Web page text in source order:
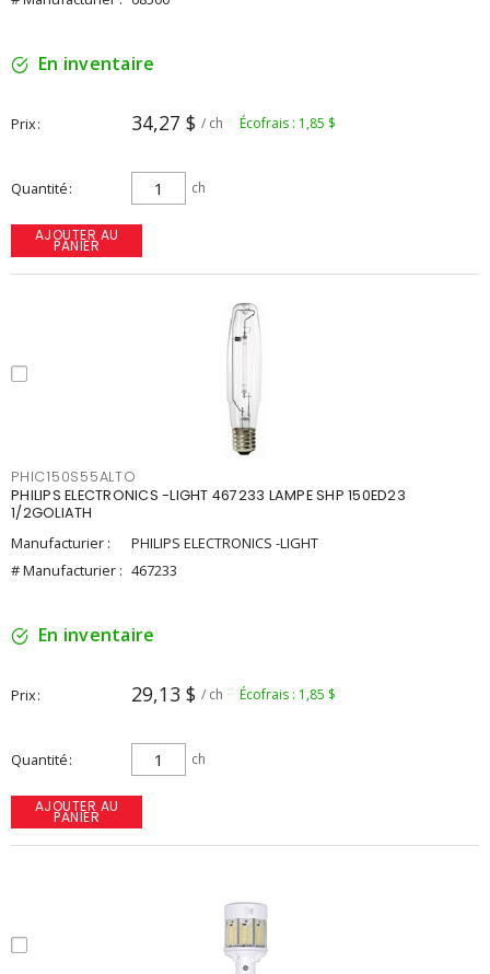
En inventaire
Prix 34,27 $ / ch Écofrais : 1,85 $
Quantité ch
AJOUTER AU
PANIER
PHIC150S55ALTO
PHILIPS ELECTRONICS -LIGHT 467233 LAMPE SHP 150ED23
1/2GOLIATH
Manufacturier :
PHILIPS ELECTRONICS -LIGHT
# Manufacturier : 467233
En inventaire
Prix 29,13 $ / ch Écofrais : 1,85 $
Quantité ch
AJOUTER AU
PANIER